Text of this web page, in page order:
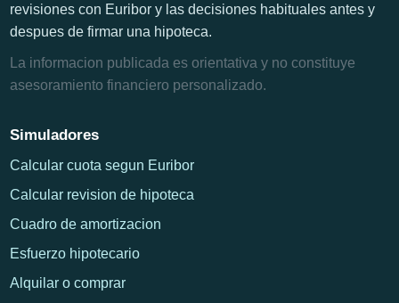
revisiones con Euribor y las decisiones habituales antes y
despues de firmar una hipoteca.
La informacion publicada es orientativa y no constituye
asesoramiento financiero personalizado.
Simuladores
Calcular cuota segun Euribor
Calcular revision de hipoteca
Cuadro de amortizacion
Esfuerzo hipotecario
Alquilar o comprar